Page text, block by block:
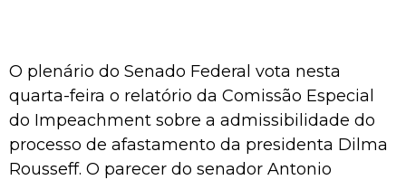
O plenário do Senado Federal vota nesta
quarta-feira o relatório da Comissão Especial
do Impeachment sobre a admissibilidade do
processo de afastamento da presidenta Dilma
Rousseff. O parecer do senador Antonio